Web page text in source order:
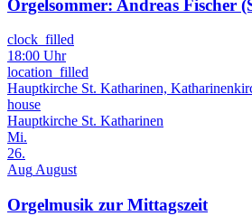
Orgelsommer: Andreas Fischer
clock_filled
18:00 Uhr
location_filled
Hauptkirche St. Katharinen,
house
Hauptkirche St. Katharinen
Mi.
26.
AugAugust
Orgelmusik zur Mittagszeit